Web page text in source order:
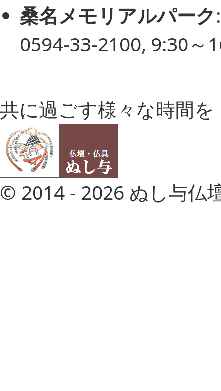
桑名メモリアルパーク
0594-33-2100, 9:30～
共に過ごす様々な時間を
© 2014 - 2026 ぬし与仏